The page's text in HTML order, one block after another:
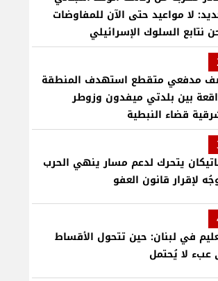
لا مواعيد حتى الآن للمفاوضات
نتابع السلوك الإسرائيلي
مدفعي متقطع استهدف المنطقة
بين بلدتي ميفدون وزوطر
قضاء النبطية
يتحرك لدعم مسار ينهي الحرب
لإقرار قانون العفو
في لبنان: حين تتحول الأقساط
عبء لا يُحتمل